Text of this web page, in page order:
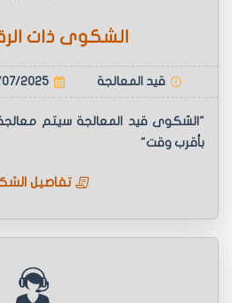
الشكوى ذات الرقم
قيد المعالجة 2025
"الشكوى قيد المعالجة سيتم
بأقرب وقت"
تفاصيل